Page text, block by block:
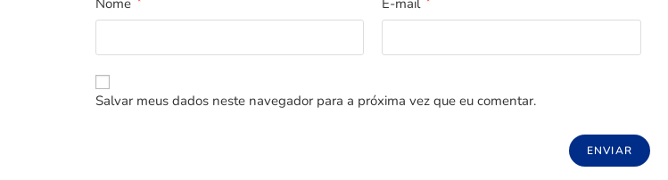
Nome E-mail
Salvar meus dados neste navegador para a próxima vez que eu comentar.